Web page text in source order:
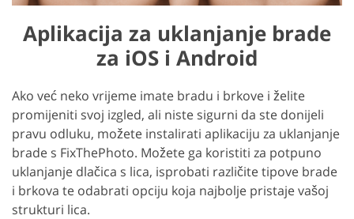
Aplikacija za uklanjanje brade
za iOS i Android
Ako već neko vrijeme imate bradu i brkove i želite
promijeniti svoj izgled, ali niste sigurni da ste donijeli
pravu odluku, možete instalirati aplikaciju za uklanjanje
brade s FixThePhoto. Možete ga koristiti za potpuno
uklanjanje dlačica s lica, isprobati različite tipove brade
i brkova te odabrati opciju koja najbolje pristaje vašoj
strukturi lica.